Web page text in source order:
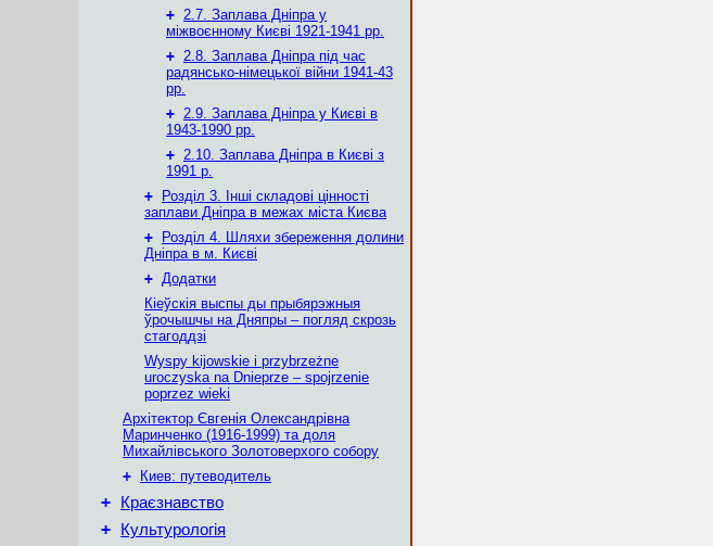
+ 2.7. Заплава Дніпра у
міжвоєнному Києві 1921-1941 рр.
+ 2.8. Заплава Дніпра під час
радянсько-німецької війни 1941-43
рр.
+ 2.9. Заплава Дніпра у Києві в
1943-1990 рр.
+ 2.10. Заплава Дніпра в Києві з
1991 р.
+
Розділ 3. Інші складові цінності
заплави Дніпра в межах міста Києва
+
Розділ 4. Шляхи збереження долини
Дніпра в м. Києві
+ Додатки
Кіеўскія выспы ды прыбярэжныя
ўрочышчы на Дняпры – погляд скрозь
стагоддзі
Wyspy kijowskie i przybrzeżne
uroczyska na Dnieprze – spojrzenie
poprzez wieki
Архітектор Євгенія Олександрівна
Маринченко (1916-1999) та доля
Михайлівського Золотоверхого собору
+
Киев: путеводитель
+ Краєзнавство
+ Культурологія